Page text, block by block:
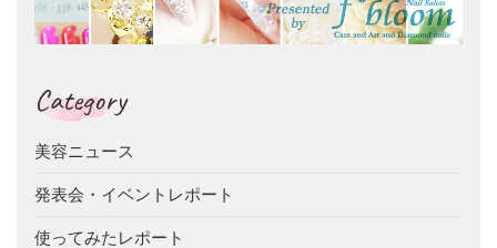
Category
美容ニュース
発表会・イベントレポート
使ってみたレポート